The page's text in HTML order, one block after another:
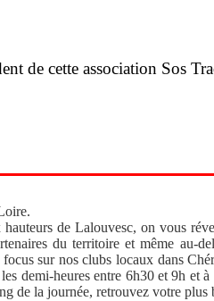
de cette association Sos
de Lalouvesc, on vous
du territoire et même au-
sur nos clubs locaux dans
demi-heures entre 6h30 et 9h et
de la journée, retrouvez votre